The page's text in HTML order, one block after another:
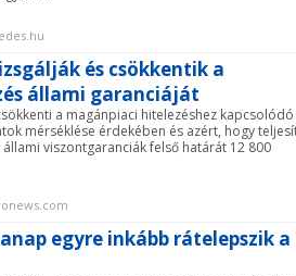
és csökkentik a
állami garanciáját
a magánpiaci hitelezéshez kapcsolódó
mérséklése érdekében és azért, hogy
viszontgaranciák felső határát 12 800
egyre inkább rátelepszik a